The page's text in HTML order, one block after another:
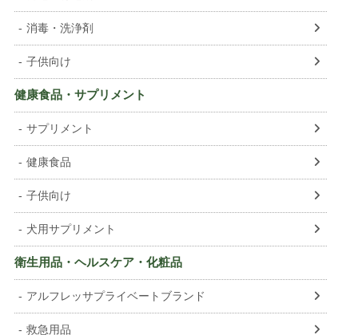
消毒・洗浄剤
子供向け
健康食品・サプリメント
サプリメント
健康食品
子供向け
犬用サプリメント
衛生用品・ヘルスケア・化粧品
アルフレッサプライベートブランド
救急用品